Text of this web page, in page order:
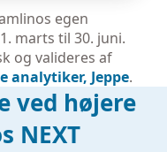
egen
marts til 30. juni.
og valideres af
analytiker, Jeppe.
ved højere
NEXT